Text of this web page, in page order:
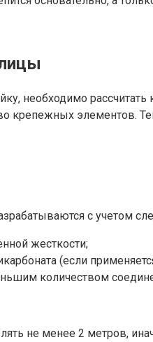
необходимо
крепежных элементов.
с учетом
жесткости;
(если
количеством
не менее 2 метров,